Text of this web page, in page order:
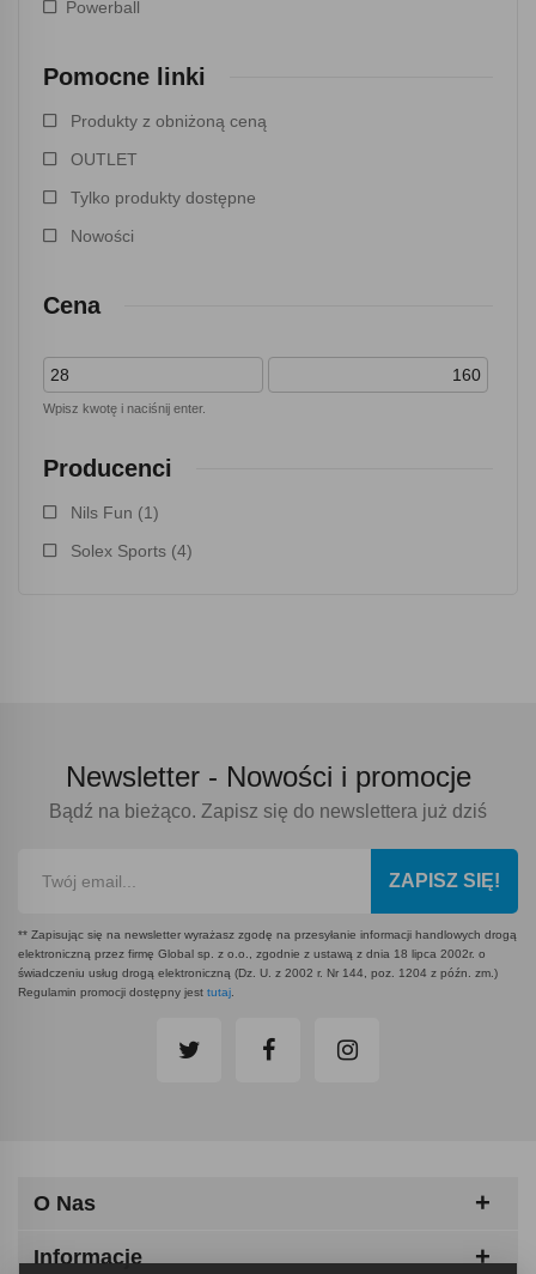
Powerball
Pomocne linki
Produkty z obniżoną ceną
OUTLET
Tylko produkty dostępne
Nowości
Cena
Wpisz kwotę i naciśnij enter.
Producenci
Nils Fun (1)
Solex Sports (4)
Newsletter - Nowości i promocje
Bądź na bieżąco. Zapisz się do newslettera już dziś
ZAPISZ SIĘ!
** Zapisując się na newsletter wyrażasz zgodę na przesyłanie informacji handlowych drogą
elektroniczną przez firmę Global sp. z o.o., zgodnie z ustawą z dnia 18 lipca 2002r. o
świadczeniu usług drogą elektroniczną (Dz. U. z 2002 r. Nr 144, poz. 1204 z późn. zm.)
Regulamin promocji dostępny jest tutaj.
O Nas
Informacje